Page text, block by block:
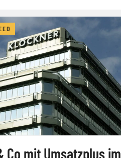
Co mit Umsatzplus im